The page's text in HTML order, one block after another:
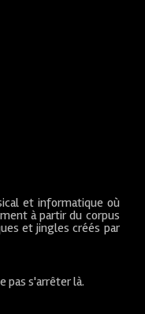
et informatique où
à partir du corpus
et jingles créés par
pas s'arrêter là.